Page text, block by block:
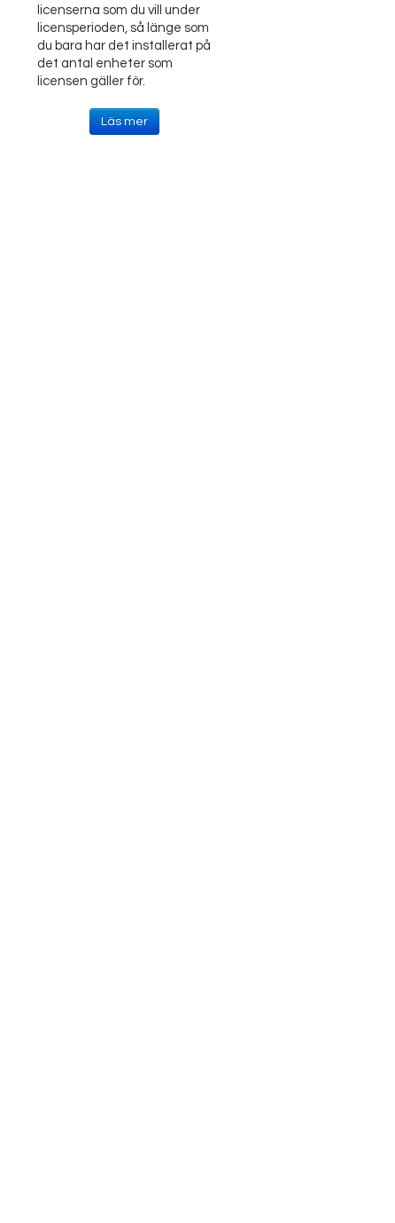
licenserna som du vill under
licensperioden, så länge som
du bara har det installerat på
det antal enheter som
licensen gäller för.
Läs mer